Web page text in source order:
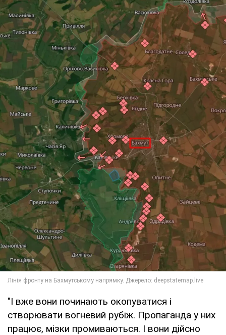
"І вже вони починають окопуватися і
створювати вогневий рубіж. Пропаганда у них
працює, мізки промиваються. І вони дійсно